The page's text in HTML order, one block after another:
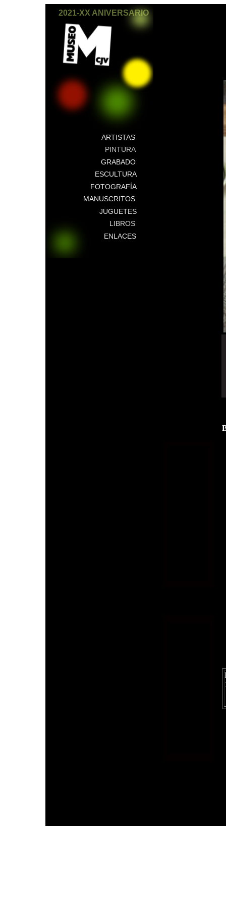
2021-XX ANIVERSARIO
ARTISTAS
PINTURA
GRABADO
ESCULTURA
FOTOGRAFÍA
MANUSCRITOS
JUGUETES
LIBROS
ENLACES